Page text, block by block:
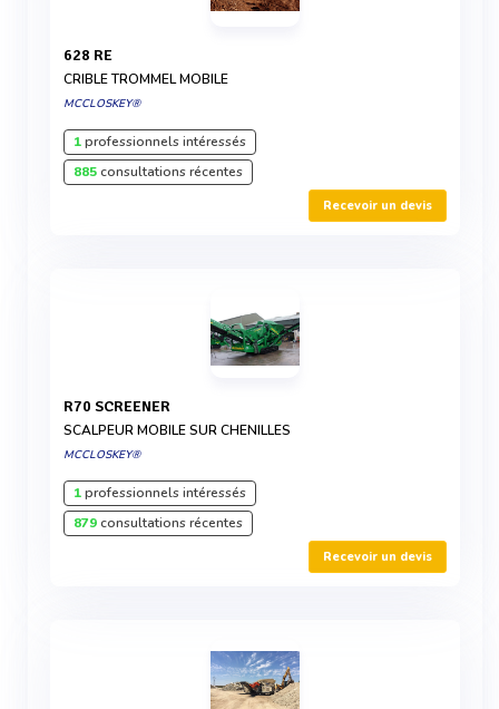
628 RE
CRIBLE TROMMEL MOBILE
MCCLOSKEY®
1professionnels intéressés
885consultations récentes
Recevoir un devis
R70 SCREENER
SCALPEUR MOBILE SUR CHENILLES
MCCLOSKEY®
1professionnels intéressés
879consultations récentes
Recevoir un devis